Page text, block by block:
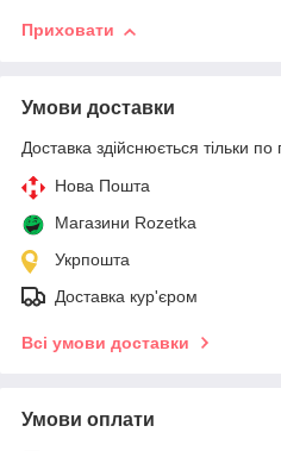
Приховати
Умови доставки
Доставка здійснюється тільки по
Нова Пошта
Магазини Rozetka
Укрпошта
Доставка кур'єром
Всі умови доставки
Умови оплати